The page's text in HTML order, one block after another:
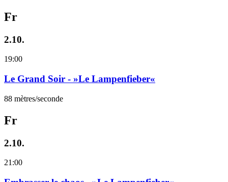
Fr
2.10.
19:00
Le Grand Soir - »Le Lampenfieber«
88 mètres/seconde
Fr
2.10.
21:00